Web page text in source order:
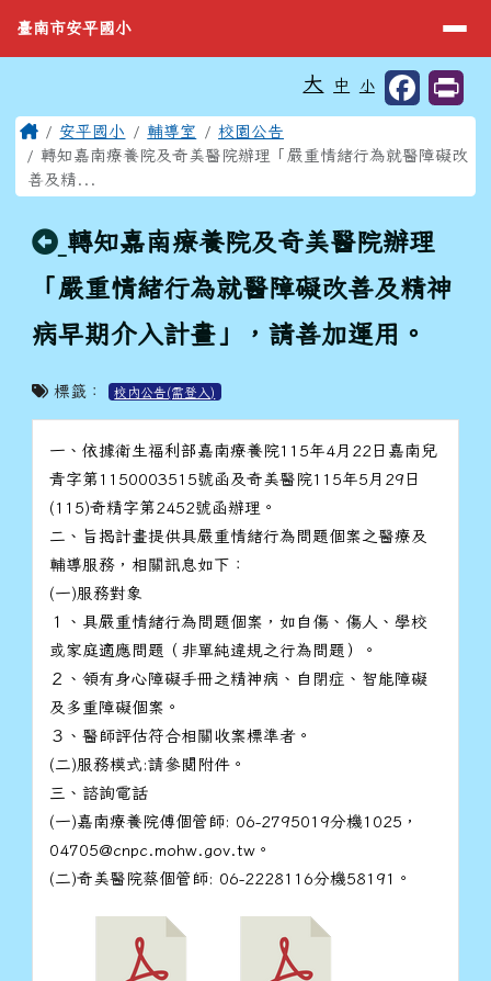
臺南市安平國小
導覽列
臺南市安平國小
⏸
大 中 小
主內容區域
Home安平國小 輔導室
校園公告
轉知嘉南療養院及奇美醫院辦理「嚴重情緒行為就醫障礙改
善及精...
回上頁
轉知嘉南療養院及奇美醫院辦理
「嚴重情緒行為就醫障礙改善及精神
病早期介入計畫」，請善加運用。
標籤： 校內公告(需登入)
一、依據衛生福利部嘉南療養院115年4月22日嘉南兒
青字第1150003515號函及奇美醫院115年5月29日
(115)奇精字第2452號函辦理。
二、旨揭計畫提供具嚴重情緒行為問題個案之醫療及
輔導服務，相關訊息如下：
(一)服務對象
１、具嚴重情緒行為問題個案，如自傷、傷人、學校
或家庭適應問題（非單純違規之行為問題）。
２、領有身心障礙手冊之精神病、自閉症、智能障礙
及多重障礙個案。
３、醫師評估符合相關收案標準者。
(二)服務模式:請參閱附件。
三、諮詢電話
(一)嘉南療養院傅個管師: 06-2795019分機1025，
04705@cnpc.mohw.gov.tw。
(二)奇美醫院蔡個管師: 06-2228116分機58191。
頁尾區域